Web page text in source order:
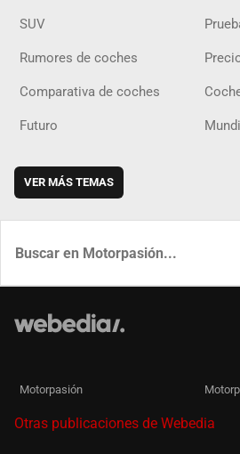
SUV
Rumores de coches
Comparativa de coches
Futuro
VER MÁS TEMAS
Motorpasión
Otras publicaciones de Webedia